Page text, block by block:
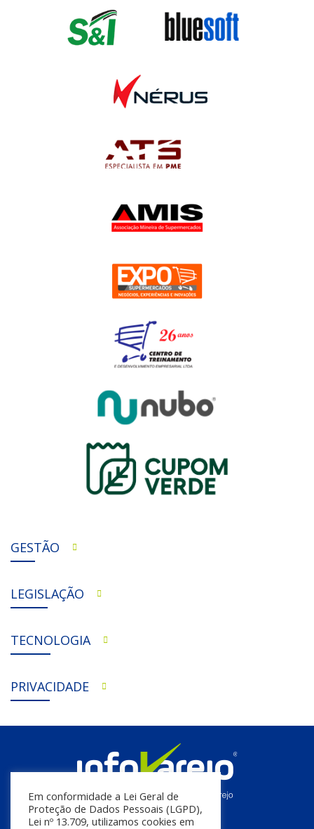
GESTÃO
LEGISLAÇÃO
TECNOLOGIA
PRIVACIDADE
Em conformidade a Lei Geral de
Proteção de Dados Pessoais (LGPD),
Lei nº 13.709, utilizamos cookies em